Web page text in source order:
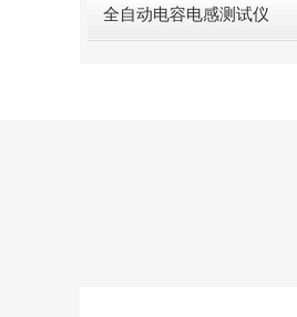
全自动电容电感测试仪